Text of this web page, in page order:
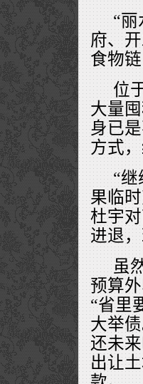
“
府、
食物
位
大量
身已
方式
“
果临
杜宇
进退
虽
预算
“省里
大举
还未
出让